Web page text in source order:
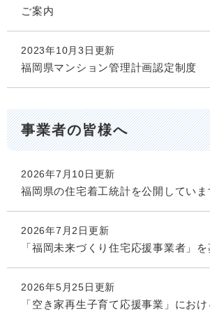
ご案内
2023年10月3日更新
福岡県マンション管理計画認定制度
事業者の皆様へ
2026年7月10日更新
福岡県の住宅着工統計を公開していま
2026年7月2日更新
「福岡未来づくり住宅応援事業者」
2026年5月25日更新
「空き家再生子育て応援事業」にお